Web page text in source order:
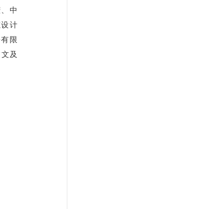
中
计
限
及